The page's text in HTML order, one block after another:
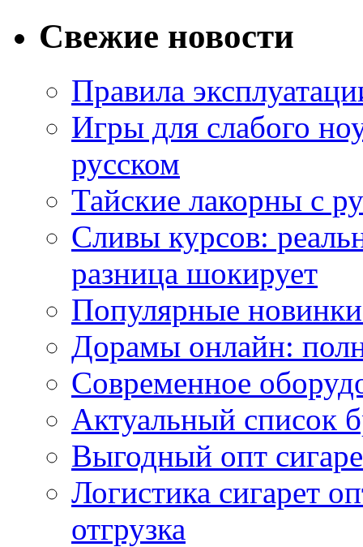
Свежие новости
Правила
Игры для слабого
русском
Тайские лакорны с
Сливы курсов:
разница шокирует
Популярные
Дорамы онлайн:
Современное
Актуальный список
Выгодный опт
Логистика сигарет
отгрузка